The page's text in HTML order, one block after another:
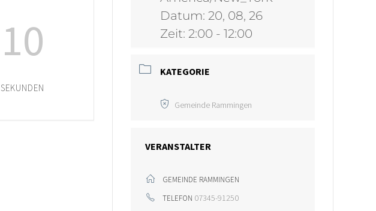
10
SEKUNDEN
Datum:20, 08, 26
Zeit:2:00 - 12:00
KATEGORIE
Gemeinde Rammingen
VERANSTALTER
GEMEINDE RAMMINGEN
TELEFON 07345-91250